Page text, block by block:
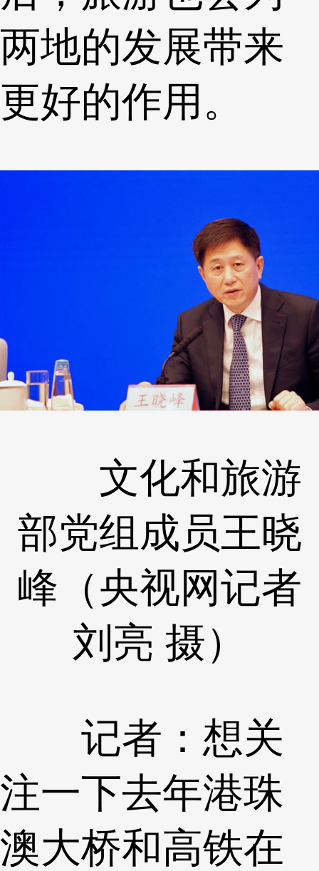
两地的发展带来
更好的作用。
文化和旅游
部党组成员王晓
峰（央视网记者
刘亮 摄）
记者：想关
注一下去年港珠
澳大桥和高铁在